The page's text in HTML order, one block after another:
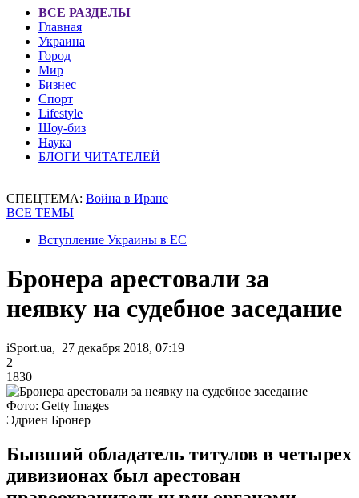
ВСЕ РАЗДЕЛЫ
Главная
Украина
Город
Мир
Бизнес
Спорт
Lifestyle
Шоу-биз
Наука
БЛОГИ ЧИТАТЕЛЕЙ
СПЕЦТЕМА: Война в Иране
ВСЕ ТЕМЫ
Вступление Украины в ЕС
Бронера арестовали за
неявку на судебное заседание
iSport.ua, 27 декабря 2018, 07:19
2
1830
Фото: Getty Images
Эдриен Бронер
Бывший обладатель титулов в четырех
дивизионах был арестован